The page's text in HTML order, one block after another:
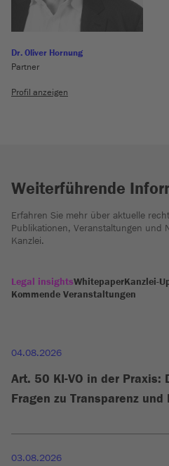
Dr. Oliver Hornung
Partner
Profil anzeigen
Weiterführende
Erfahren Sie mehr über aktuelle
Publikationen, Veranstaltungen und
Kanzlei.
Legal insightsWhitepaperKanzlei-
Kommende Veranstaltungen
04.08.2026
Art. 50 KI-VO in der Praxis:
Fragen zu Transparenz und
03.08.2026